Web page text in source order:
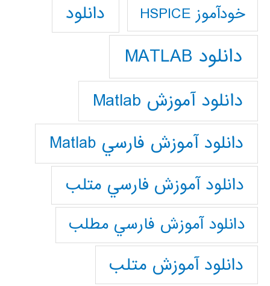
خودآموز HSPICE دانلود
دانلود MATLAB
دانلود آموزش Matlab
دانلود آموزش فارسي Matlab
دانلود آموزش فارسي متلب
دانلود آموزش فارسي مطلب
دانلود آموزش متلب